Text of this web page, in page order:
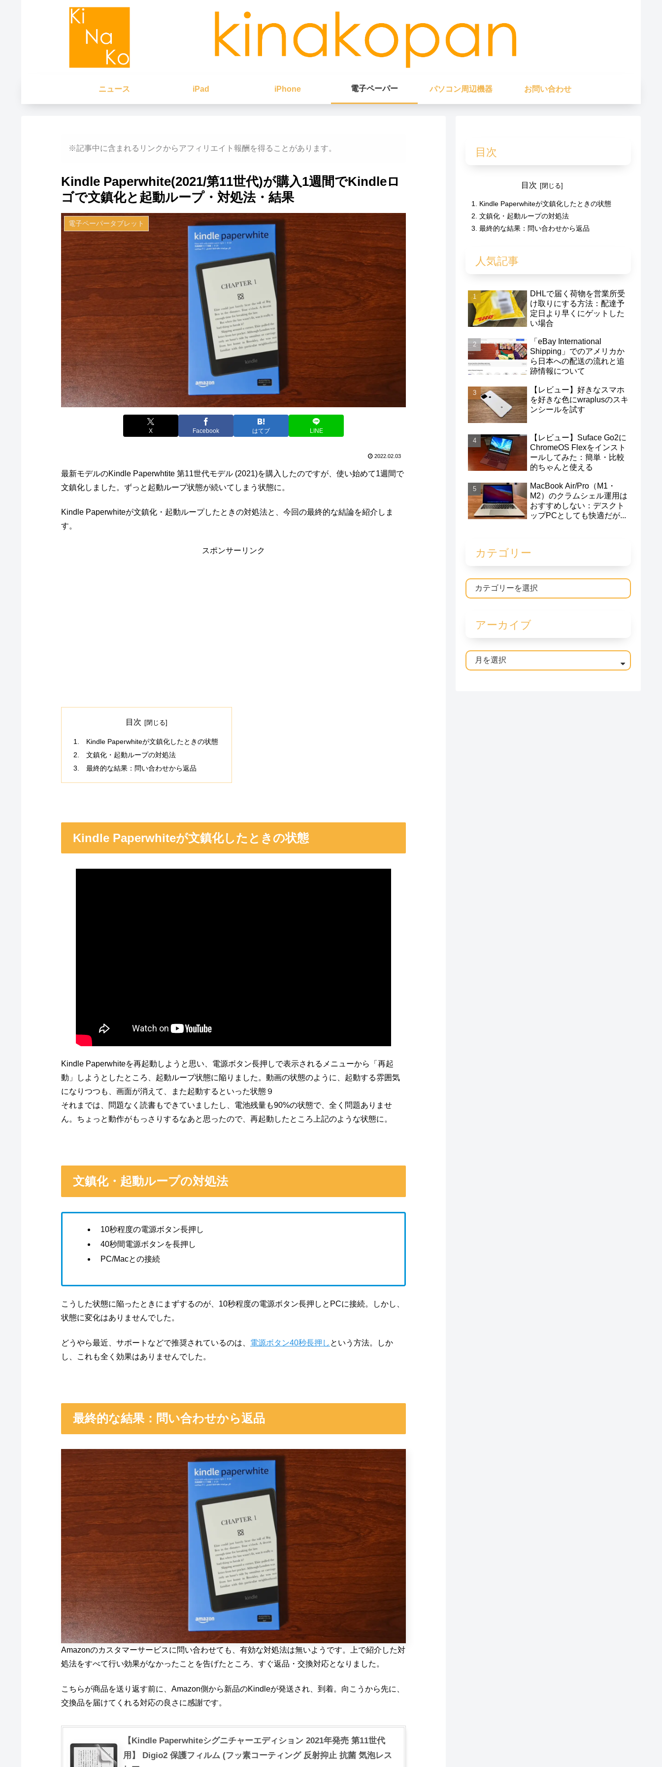
ニュース iPad iPhone 電子ペーパー パソコン周辺機器 お問い合わせ
※記事中に含まれるリンクからアフィリエイト報酬を得ることがあります。
Kindle Paperwhite(2021/第11世代)が購入1週間でKindleロ
ゴで文鎮化と起動ループ・対処法・結果
電子ペーパータブレット
X Facebook はてブ LINE
2022.02.03
最新モデルのKindle Paperwhtite 第11世代モデル (2021)を購入したのですが、使い始めて1週間で
文鎮化しました。ずっと起動ループ状態が続いてしまう状態に。
Kindle Paperwhiteが文鎮化・起動ループしたときの対処法と、今回の最終的な結論を紹介しま
す。
スポンサーリンク
目次
Kindle Paperwhiteが文鎮化したときの状態
文鎮化・起動ループの対処法
最終的な結果：問い合わせから返品
Kindle Paperwhiteが文鎮化したときの状態
Kindle Paperwhiteを再起動しようと思い、電源ボタン長押しで表示されるメニューから「再起
動」しようとしたところ、起動ループ状態に陥りました。動画の状態のように、起動する雰囲気
になりつつも、画面が消えて、また起動するといった状態９
それまでは、問題なく読書もできていましたし、電池残量も90%の状態で、全く問題ありませ
ん。ちょっと動作がもっさりするなあと思ったので、再起動したところ上記のような状態に。
文鎮化・起動ループの対処法
10秒程度の電源ボタン長押し
40秒間電源ボタンを長押し
PC/Macとの接続
こうした状態に陥ったときにまずするのが、10秒程度の電源ボタン長押しとPCに接続。しかし、
状態に変化はありませんでした。
どうやら最近、サポートなどで推奨されているのは、 電源ボタン40秒長押し という方法。しか
し、これも全く効果はありませんでした。
最終的な結果：問い合わせから返品
Amazonのカスタマーサービスに問い合わせても、有効な対処法は無いようです。上で紹介した対
処法をすべて行い効果がなかったことを告げたところ、すぐ返品・交換対応となりました。
こちらが商品を送り返す前に、Amazon側から新品のKindleが発送され、到着。向こうから先に、
交換品を届けてくれる対応の良さに感謝です。
【Kindle Paperwhiteシグニチャーエディション 2021年発売 第11世代
用】 Digio2 保護フィルム (フッ素コーティング 反射抑止 抗菌 気泡レス
目次
目次
Kindle Paperwhiteが文鎮化したときの状態
文鎮化・起動ループの対処法
最終的な結果：問い合わせから返品
人気記事
DHLで届く荷物を営業所受
け取りにする方法：配達予
定日より早くにゲットした
い場合
「eBay International
Shipping」でのアメリカか
ら日本への配送の流れと追
跡情報について
【レビュー】好きなスマホ
を好きな色にwraplusのスキ
ンシールを試す
【レビュー】Suface Go2に
ChromeOS Flexをインスト
ールしてみた：簡単・比較
的ちゃんと使える
MacBook Air/Pro（M1・
M2）のクラムシェル運用は
おすすめしない：デスクト
ップPCとしても快適だが...
カテゴリー
アーカイブ